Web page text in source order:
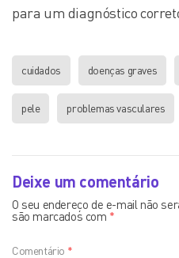
para um diagnóstico
cuidados doenças graves
pele problemas vasculares
Deixe um comentário
O seu endereço de e-mail não
são marcados com *
Comentário *